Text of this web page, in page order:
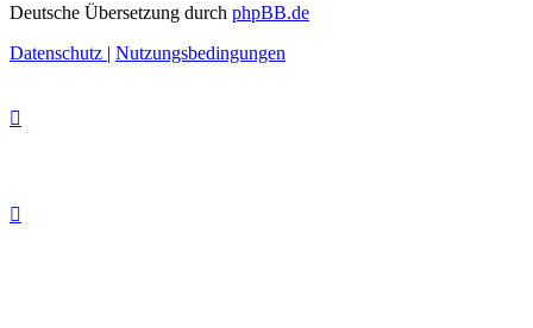
Deutsche Übersetzung durch phpBB.de
Datenschutz | Nutzungsbedingungen